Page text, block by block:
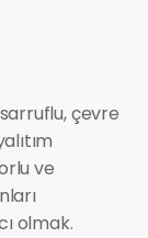
çevre
ve
olmak.